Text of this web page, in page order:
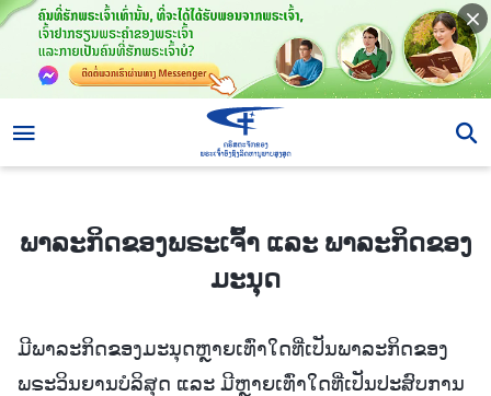
ພາລະກິດຂອງພຣະເຈົ້າ ແລະ ພາລະກິດຂອງມະນຸດ
ພາລະກິດຂອງພຣະເຈົ້າ ແລະ ພາລະກິດຂອງ
ມະນຸດ
ມີພາລະກິດຂອງມະນຸດຫຼາຍເທົ່າໃດທີ່ເປັນພາລະກິດຂອງ
ພຣະວິນຍານບໍລິສຸດ ແລະ ມີຫຼາຍເທົ່າໃດທີ່ເປັນປະສົບການ